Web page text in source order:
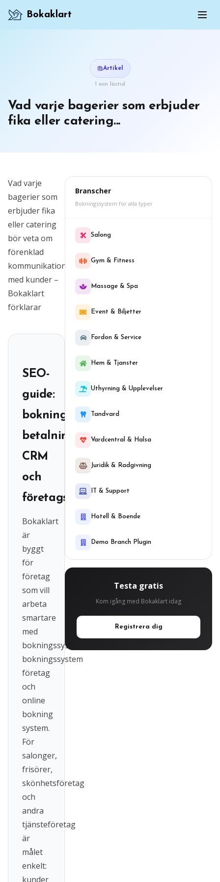
Bokaklart
Artikel
1 min lästid
Vad varje bagerier som erbjuder
fika eller catering...
Vad varje
bagerier som
erbjuder fika
eller catering
bör veta om
förenklad
kommunikation
med kunder –
Bokaklart
förklarar
SEO-
guide:
bokningssystem,
betalning,
CRM
och
företagssystem
Bokaklart
är
byggt
för
företag
som vill
arbeta
smartare
med
bokningssystem,
bokningssystem
företag
och
online
bokning
system.
För
salonger,
frisörer,
skönhetsföretag
och
andra
tjänsteföretag
är
målet
enkelt:
kunder
Branscher
Bokningssystem för alla typer
Salong
Gym & Fitness
Massage & Spa
Event & Biljetter
Fordon & Service
Hem & Tjanster
Uthyrning & Upplevelser
Tandvard
Vardcentral & Halsa
Juridik & Radgivning
IT & Support
Hotell & Boende
Demo Branch Plugin
Testa gratis
Kom igång med Bokaklart idag
Registrera dig